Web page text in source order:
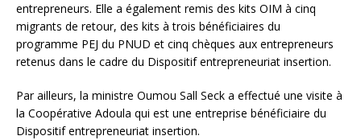
entrepreneurs. Elle a également remis des kits OIM à cinq
migrants de retour, des kits à trois bénéficiaires du
programme PEJ du PNUD et cinq chèques aux entrepreneurs
retenus dans le cadre du Dispositif entrepreneuriat insertion.
Par ailleurs, la ministre Oumou Sall Seck a effectué une visite à
la Coopérative Adoula qui est une entreprise bénéficiaire du
Dispositif entrepreneuriat insertion.